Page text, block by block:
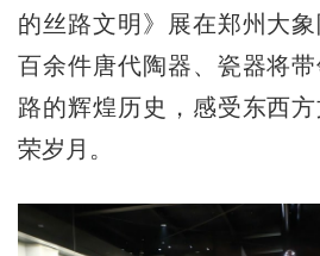
的丝路文明》展在郑州大象
百余件唐代陶器、瓷器将
路的辉煌历史，感受东西
荣岁月。